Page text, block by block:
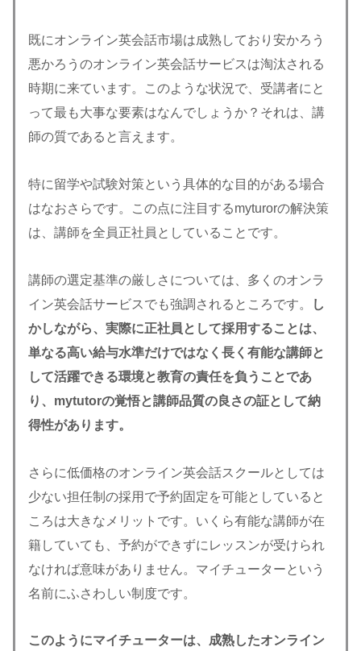
既にオンライン英会話市場は成熟しており安かろう
悪かろうのオンライン英会話サービスは淘汰される
時期に来ています。このような状況で、受講者にと
って最も大事な要素はなんでしょうか？それは、講
師の質であると言えます。
特に留学や試験対策という具体的な目的がある場合
はなおさらです。この点に注目するmyturorの解決策
は、講師を全員正社員としていることです。
講師の選定基準の厳しさについては、多くのオンラ
イン英会話サービスでも強調されるところです。
し
かしながら、実際に正社員として採用することは、
単なる高い給与水準だけではなく長く有能な講師と
して活躍できる環境と教育の責任を負うことであ
り、mytutorの覚悟と講師品質の良さの証として納
得性があります。
さらに低価格のオンライン英会話スクールとしては
少ない担任制の採用で予約固定を可能としていると
ころは大きなメリットです。いくら有能な講師が在
籍していても、予約ができずにレッスンが受けられ
なければ意味がありません。マイチューターという
名前にふさわしい制度です。
このようにマイチューターは、成熟したオンライン